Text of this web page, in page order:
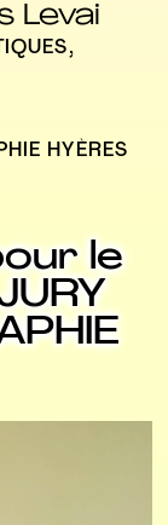
Levai
HYÈRES
le